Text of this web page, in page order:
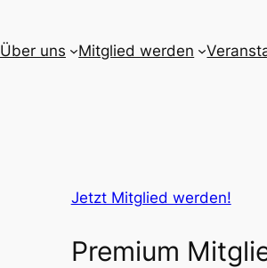
Über uns Mitglied werden
Jetzt Mitglied werden!
Premium